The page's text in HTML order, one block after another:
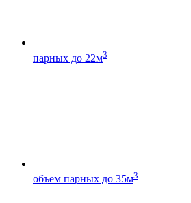
парных до 22м3
объем парных до 35м3